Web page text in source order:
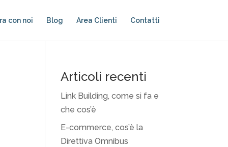
con noi Blog Area Clienti Contatti
Articoli recenti
Link Building, come si fa e
che cos’è
E-commerce, cos’è la
Direttiva Omnibus